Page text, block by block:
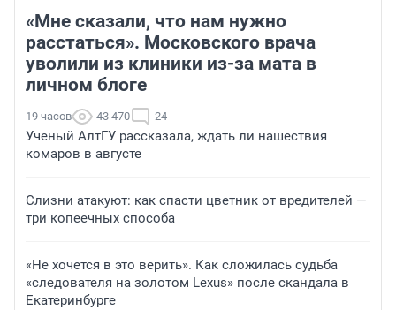
«Мне сказали, что нам нужно
расстаться». Московского врача
уволили из клиники из-за мата в
личном блоге
19 часов 43 470 24
Ученый АлтГУ рассказала, ждать ли нашествия
комаров в августе
Слизни атакуют: как спасти цветник от вредителей —
три копеечных способа
«Не хочется в это верить». Как сложилась судьба
«следователя на золотом Lexus» после скандала в
Екатеринбурге